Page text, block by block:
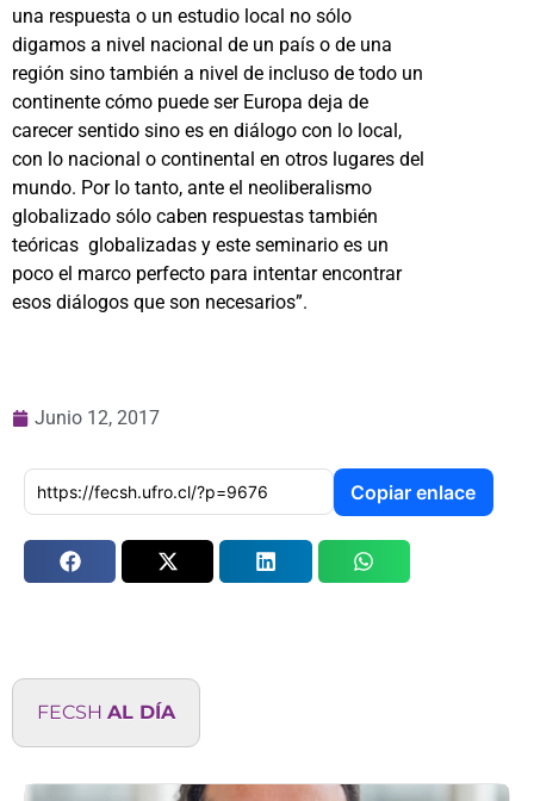
una respuesta o un estudio local no sólo
digamos a nivel nacional de un país o de una
región sino también a nivel de incluso de todo un
continente cómo puede ser Europa deja de
carecer sentido sino es en diálogo con lo local,
con lo nacional o continental en otros lugares del
mundo. Por lo tanto, ante el neoliberalismo
globalizado sólo caben respuestas también
teóricas globalizadas y este seminario es un
poco el marco perfecto para intentar encontrar
esos diálogos que son necesarios”.
Junio 12, 2017
Copiar enlace
FECSH AL DÍA